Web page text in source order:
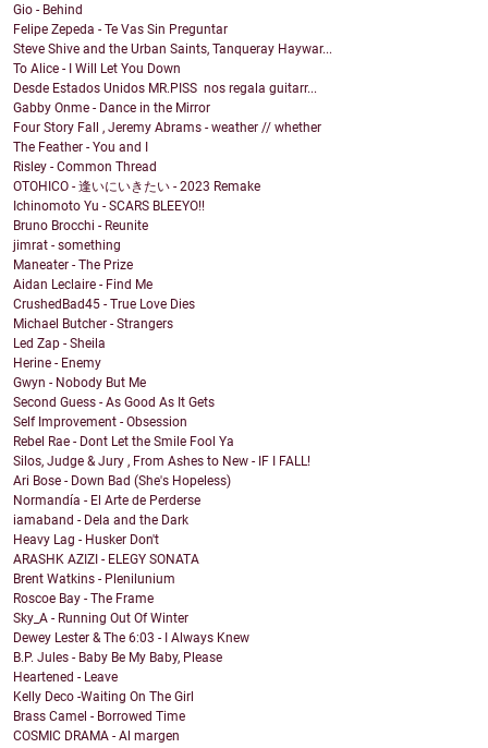
Gio - Behind
Felipe Zepeda - Te Vas Sin Preguntar
Steve Shive and the Urban Saints, Tanqueray Haywar...
To Alice - I Will Let You Down
Desde Estados Unidos MR.PISS nos regala guitarr...
Gabby Onme - Dance in the Mirror
Four Story Fall , Jeremy Abrams - weather // whether
The Feather - You and I
Risley - Common Thread
OTOHICO - 逢いにいきたい - 2023 Remake
Ichinomoto Yu - SCARS BLEEYO!!
Bruno Brocchi - Reunite
jimrat - something
Maneater - The Prize
Aidan Leclaire - Find Me
CrushedBad45 - True Love Dies
Michael Butcher - Strangers
Led Zap - Sheila
Herine - Enemy
Gwyn - Nobody But Me
Second Guess - As Good As It Gets
Self Improvement - Obsession
Rebel Rae - Dont Let the Smile Fool Ya
Silos, Judge & Jury , From Ashes to New - IF I FALL!
Ari Bose - Down Bad (She's Hopeless)
Normandía - El Arte de Perderse
iamaband - Dela and the Dark
Heavy Lag - Husker Don't
ARASHK AZIZI - ELEGY SONATA
Brent Watkins - Plenilunium
Roscoe Bay - The Frame
Sky_A - Running Out Of Winter
Dewey Lester & The 6:03 - I Always Knew
B.P. Jules - Baby Be My Baby, Please
Heartened - Leave
Kelly Deco -Waiting On The Girl
Brass Camel - Borrowed Time
COSMIC DRAMA - Al margen